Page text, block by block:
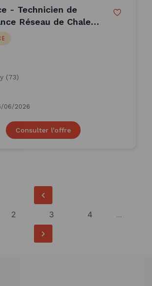
- Technicien de
Réseau de Chaleur
(73)
06/2026
Consulter l'offre
2 3 4 ...